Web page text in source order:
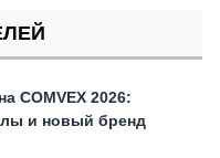
COMVEX 2026:
и новый бренд